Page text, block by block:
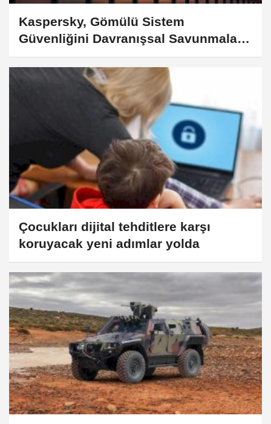
Kaspersky, Gömülü Sistem
Güvenliğini Davranışsal Savunmalar
ve Fidye Yazılımı Korumasıyla
Güçlendiriyor
Çocukları dijital tehditlere karşı
koruyacak yeni adımlar yolda